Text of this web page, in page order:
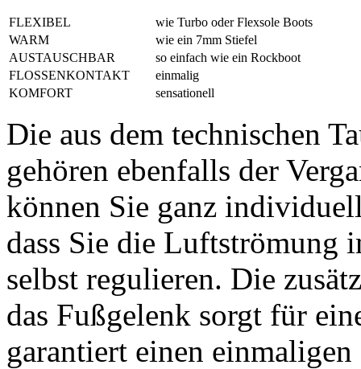
FLEXIBEL
wie Turbo oder Flexsole Boots
WARM
wie ein 7mm Stiefel
AUSTAUSCHBAR
so einfach wie ein Rockboot
FLOSSENKONTAKT
einmalig
KOMFORT
sensationell
Die aus dem technischen
gehören ebenfalls der
können Sie ganz
dass Sie die Luftströmung
selbst regulieren. Die
das Fußgelenk sorgt für
garantiert einen